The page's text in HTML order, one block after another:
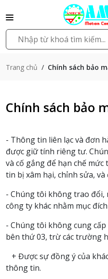
Trang chủ Chính sách bảo
Chính sách bảo
- Thông tin liên lạc và đơn
được giữ tính riêng tư.
và cố gắng để hạn chế
tin bị xâm hại, chỉnh sửa,
- Chúng tôi không trao đổi,
công ty khác nhằm mục
- Chúng tôi không cung
bên thứ 03, trừ các trường
+ Được sự đồng ý của
thông tin.